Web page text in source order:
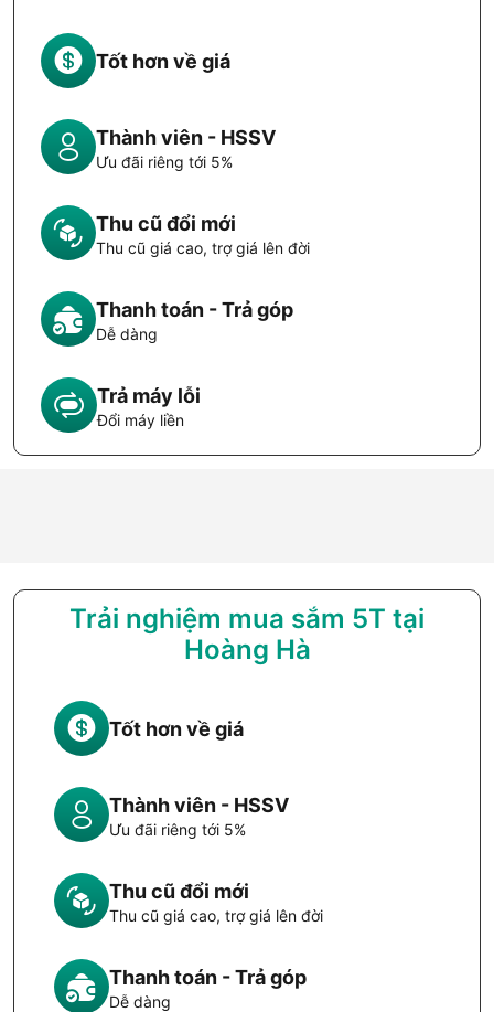
Tốt hơn về giá
Thành viên - HSSV
Ưu đãi riêng tới 5%
Thu cũ đổi mới
Thu cũ giá cao, trợ giá lên đời
Thanh toán - Trả góp
Dễ dàng
Trả máy lỗi
Đổi máy liền
Trải nghiệm mua sắm 5T tại
Hoàng Hà
Tốt hơn về giá
Thành viên - HSSV
Ưu đãi riêng tới 5%
Thu cũ đổi mới
Thu cũ giá cao, trợ giá lên đời
Thanh toán - Trả góp
Dễ dàng